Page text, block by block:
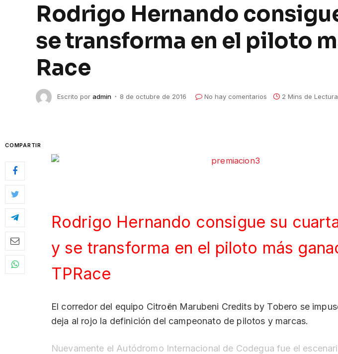
Rodrigo Hernando
se transforma en el piloto
Race
Escrito por admin 8 de octubre de 2016 No hay comentarios 2 Mins de Lectura
COMPARTIR
Rodrigo Hernando consigue su
y se transforma en el piloto más
TPRace
El corredor del equipo Citroën Marubeni Credits by Tobero se
deja al rojo la definición del campeonato de pilotos y marcas.
Nuevamente el Autódromo Internacional de Codegua fue el